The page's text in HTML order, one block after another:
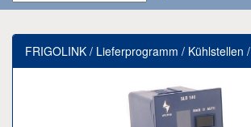
FRIGOLINK / Lieferprogramm / Kühlstellen /